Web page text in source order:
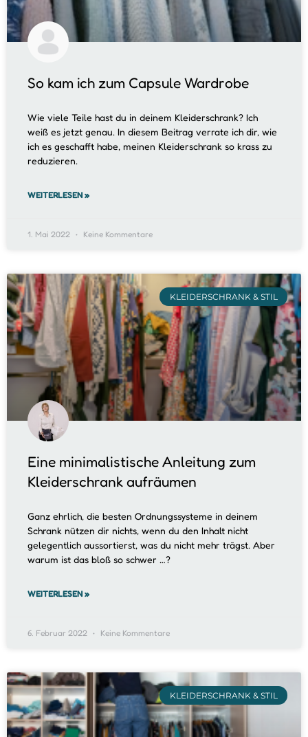
So kam ich zum Capsule Wardrobe
Wie viele Teile hast du in deinem Kleiderschrank? Ich
weiß es jetzt genau. In diesem Beitrag verrate ich dir, wie
ich es geschafft habe, meinen Kleiderschrank so krass zu
reduzieren.
WEITERLESEN »
1. Mai 2022 Keine Kommentare
KLEIDERSCHRANK & STIL
Eine minimalistische Anleitung zum
Kleiderschrank aufräumen
Ganz ehrlich, die besten Ordnungssysteme in deinem
Schrank nützen dir nichts, wenn du den Inhalt nicht
gelegentlich aussortierst, was du nicht mehr trägst. Aber
warum ist das bloß so schwer …?
WEITERLESEN »
6. Februar 2022 Keine Kommentare
KLEIDERSCHRANK & STIL